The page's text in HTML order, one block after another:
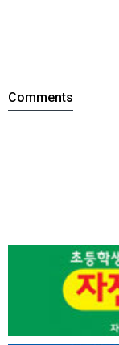
Comments